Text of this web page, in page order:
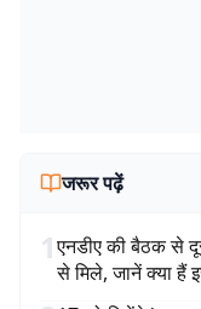
जरूर पढ़ें
1एनडीए की बैठक से
से मिले, जानें क्या हैं